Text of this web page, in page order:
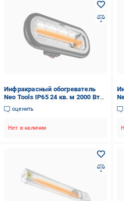
Инфракрасный обогреватель
Neo Tools IP65 24 кв. м 2000 Вт
11,5х46х19 см (FERC-90-032)
оценить
Нет в наличии